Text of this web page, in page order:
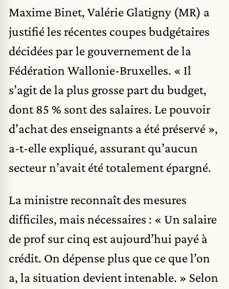
Maxime Binet, Valérie Glatigny (MR) a
justifié les récentes coupes budgétaires
décidées par le gouvernement de la
Fédération Wallonie-Bruxelles. « Il
s’agit de la plus grosse part du budget,
dont 85 % sont des salaires. Le pouvoir
d’achat des enseignants a été préservé »,
a-t-elle expliqué, assurant qu’aucun
secteur n’avait été totalement épargné.
La ministre reconnaît des mesures
difficiles, mais nécessaires : « Un salaire
de prof sur cinq est aujourd’hui payé à
crédit. On dépense plus que ce que l’on
a, la situation devient intenable. » Selon